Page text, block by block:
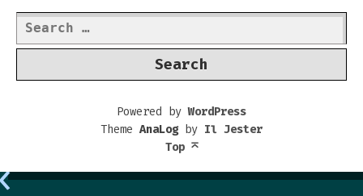
Search
for:
Powered byWordPress
Theme AnaLogby Il Jester
Top ⌅